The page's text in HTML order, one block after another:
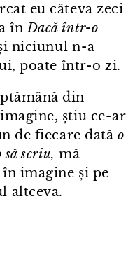
eu câteva zeci
înDacă într⁠-⁠o
niciunul n⁠-⁠a
poate într⁠-⁠o zi.
din
știu ce⁠-⁠ar
de fiecare dată o
scriu, mă
imagine și pe
altceva.